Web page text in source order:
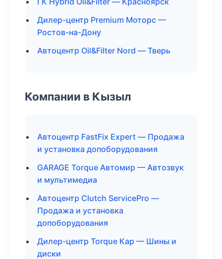
Дилер-центр Premium Моторс —
Ростов-на-Дону
Автоцентр Oil&Filter Nord — Тверь
Компании в Кызыл
Автоцентр FastFix Expert — Продажа
и установка допоборудования
GARAGE Torque Автомир — Автозвук
и мультимедиа
Автоцентр Clutch ServicePro —
Продажа и установка
допоборудования
Дилер-центр Torque Кар — Шины и
диски